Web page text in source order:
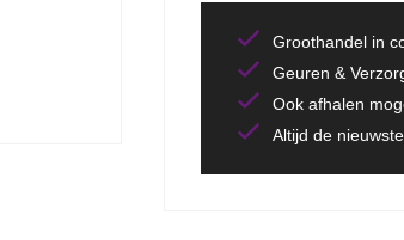
Groothandel in
Geuren &
Ook afhalen
Altijd de